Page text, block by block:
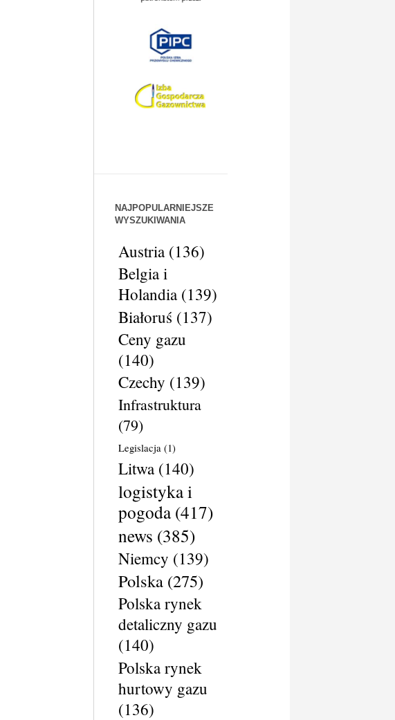
NAJPOPULARNIEJSZE
WYSZUKIWANIA
Austria(136)
Belgia i
Holandia(139)
Białoruś (137)
Ceny gazu
(140)
Czechy (139)
Infrastruktura
(79)
Legislacja (1)
Litwa(140)
logistyka i
pogoda(417)
news (385)
Niemcy (139)
Polska(275)
Polska rynek
detaliczny gazu
(140)
Polska rynek
hurtowy gazu
(136)